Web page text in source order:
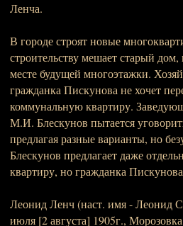
Ленча.
В городе строят новые
строительству мешает старый
месте будущей многоэтажки.
гражданка Пискунова не хочет
коммунальную квартиру.
М.И. Блескунов пытается
предлагая разные варианты, но
Блескунов предлагает даже
квартиру, но гражданка
Леонид Ленч (наст. имя - Леонид
июля [2 августа] 1905г.,